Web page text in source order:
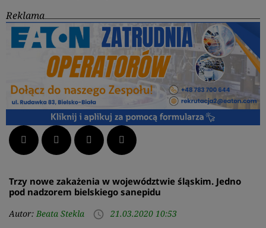
Reklama
Facebook Twitter LinkedIn Pinterest
Trzy nowe zakażenia w województwie śląskim. Jedno
pod nadzorem bielskiego sanepidu
Autor: Beata Stekla access_time 21.03.2020 10:53